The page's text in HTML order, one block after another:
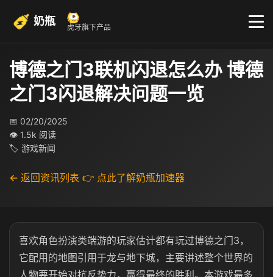
奶瓶 虎牙旗下产品
博德之门3联机闪退怎么办 博德
之门3闪退解决问题一览
📅 02/20/2025
👁 1.5k 阅读
🏷 游戏新闻
← 返回资讯列表 👉 点此了解奶瓶加速器
喜欢角色扮演类端游的玩家估计都有玩过博德之门3，
它配用的地图引用于龙与地下城，主要讲述整个世界的
人物要开始对抗反势力，赢得最终的胜利。本游戏最多